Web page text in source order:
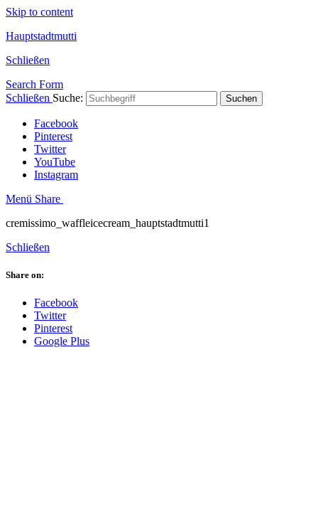
Skip to content
Hauptstadtmutti
Schließen
Search Form
Schließen Suche: Suchen
Facebook
Pinterest
Twitter
YouTube
Instagram
Menü Share
cremissimo_waffleicecream_hauptstadtmutti1
Schließen
Share on:
Facebook
Twitter
Pinterest
Google Plus